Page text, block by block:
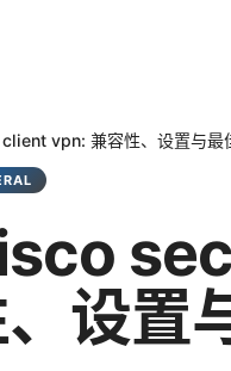
vpn: 兼容性、设置与最
设置